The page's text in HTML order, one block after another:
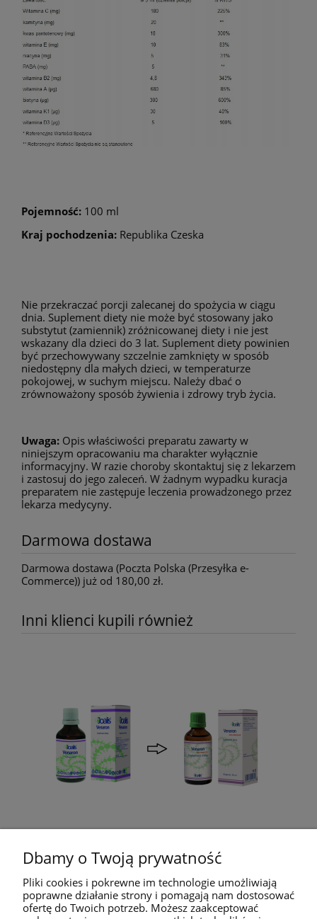
Pojemność: 100 ml
Kraj pochodzenia: Republika Czeska
Nie przekraczać porcji zalecanej do spożycia w ciągu
dnia. Suplement diety nie może być stosowany jako
substytut (zamiennik) zróżnicowanej diety i nie jest
wskazany dla dzieci do 3 lat. Suplement diety powinien
być przechowywany szczelnie zamknięty w sposób
niedostępny dla małych dzieci, w temperaturze
pokojowej, w suchym miejscu. Należy dbać o
zrównoważony sposób żywienia i zdrowy tryb życia.
Uwaga: Opis właściwości preparatu zawarty w
niniejszym opracowaniu ma charakter wyłącznie
informacyjny. W razie choroby skontaktuj się z lekarzem
i zastosuj do jego zaleceń. W żadnym wypadku kuracja
preparatem nie zastępuje leczenia prowadzonego przez
lekarza medycyny.
Darmowa dostawa
Darmowa dostawa (Poczta Polska (Przesyłka e-
Commerce)) już od 180,00 zł.
Inni klienci kupili również
Venaron 50 ml - Wpływa korzystnie na
działanie żył - JOALIS
Dbamy o Twoją prywatność
Pliki cookies i pokrewne im technologie umożliwiają
poprawne działanie strony i pomagają nam dostosować
ofertę do Twoich potrzeb. Możesz zaakceptować